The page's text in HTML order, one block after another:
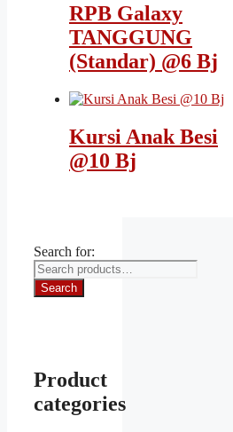
RPB Galaxy
TANGGUNG
(Standar) @6 Bj
Kursi Anak Besi
@10 Bj
Search for:
Search
Product
categories